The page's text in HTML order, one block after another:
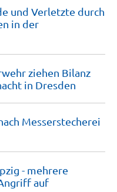
und Verletzte durch
in der
ziehen Bilanz
in Dresden
Messerstecherei
- mehrere
auf